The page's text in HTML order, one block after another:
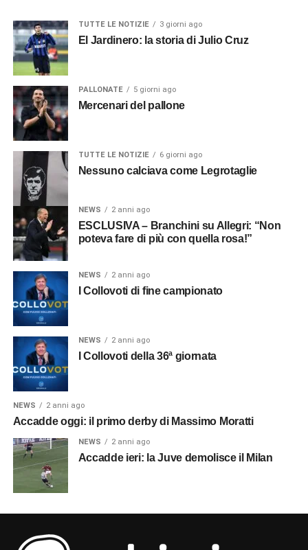
TUTTE LE NOTIZIE 3 giorni ago
El Jardinero: la storia di Julio Cruz
PALLONATE 5 giorni ago
Mercenari del pallone
TUTTE LE NOTIZIE 6 giorni ago
Nessuno calciava come Legrotaglie
NEWS 2 anni ago
ESCLUSIVA – Branchini su Allegri: “Non
poteva fare di più con quella rosa!”
NEWS 2 anni ago
I Collovoti di fine campionato
NEWS 2 anni ago
I Collovoti della 36ª giornata
NEWS 2 anni ago
Accadde oggi: il primo derby di Massimo Moratti
NEWS 2 anni ago
Accadde ieri: la Juve demolisce il Milan